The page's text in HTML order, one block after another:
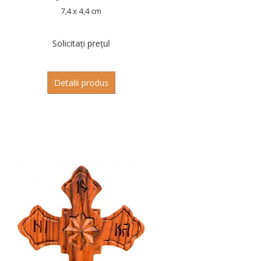
7,4 x 4,4 cm
Solicitați prețul
Detalii produs